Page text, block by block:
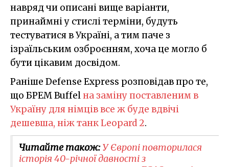
навряд чи описані вище варіанти,
принаймні у стислі терміни, будуть
тестуватися в Україні, а тим паче з
ізраїльським озброєнням, хоча це могло б
бути цікавим досвідом.
Раніше Defense Express розповідав про те,
що БРЕМ Buffelна заміну поставленим в
Україну для німців все ж буде вдвічі
дешевша, ніж танк Leopard 2.
Читайте також:У Європі повторилася
історія 40-річної давності з